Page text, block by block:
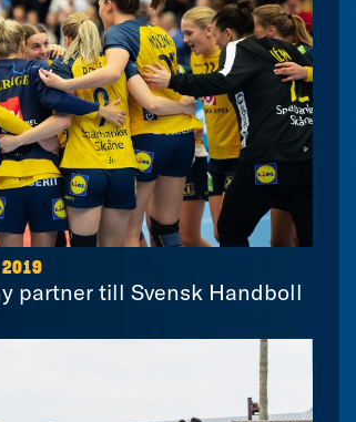
2019
partner till Svensk Handboll